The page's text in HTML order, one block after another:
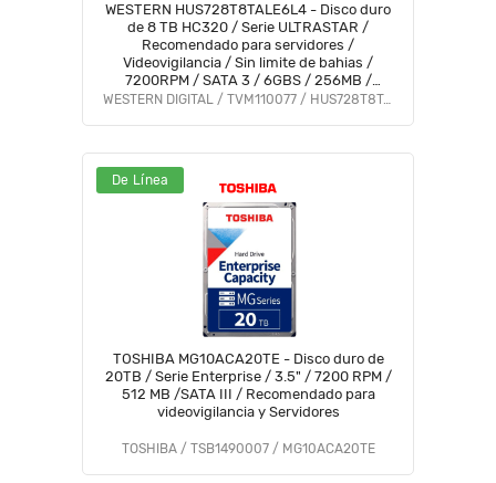
WESTERN HUS728T8TALE6L4 - Disco duro
de 8 TB HC320 / Serie ULTRASTAR /
Recomendado para servidores /
Videovigilancia / Sin limite de bahias /
7200RPM / SATA 3 / 6GBS / 256MB /
SOBRE PEDIDO
WESTERN DIGITAL / TVM110077 / HUS728T8TALE6L4
De Línea
TOSHIBA MG10ACA20TE - Disco duro de
20TB / Serie Enterprise / 3.5" / 7200 RPM /
512 MB /SATA III / Recomendado para
videovigilancia y Servidores
TOSHIBA / TSB1490007 / MG10ACA20TE